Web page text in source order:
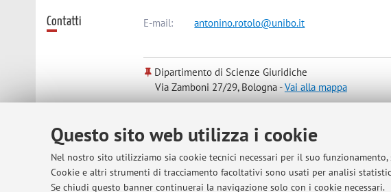
Questo sito web utilizza i cookie
Nel nostro sito utilizziamo sia cookie tecnici necessari per il suo
Cookie e altri strumenti di tracciamento facoltativi sono usati per analisi
Se chiudi questo banner continuerai la navigazione solo con i cookie necessari.
Contatti E-mail: antonino.rotolo@unibo.it
Dipartimento di Scienze Giuridiche
Via Zamboni 27/29, Bologna -Vai alla mappa
Risorse in rete ORCID
Orario di ricevimento Il prof. Rotolo riceve ogni venerdì, dalle 16:00 alle 17:00